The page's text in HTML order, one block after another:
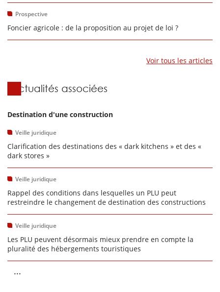
Prospective
Foncier agricole : de la proposition au projet de loi ?
Voir tous les articles
Actualités associées
Destination d'une construction
Veille juridique
Clarification des destinations des « dark kitchens » et des «
dark stores »
Veille juridique
Rappel des conditions dans lesquelles un PLU peut
restreindre le changement de destination des constructions
Veille juridique
Les PLU peuvent désormais mieux prendre en compte la
pluralité des hébergements touristiques
...